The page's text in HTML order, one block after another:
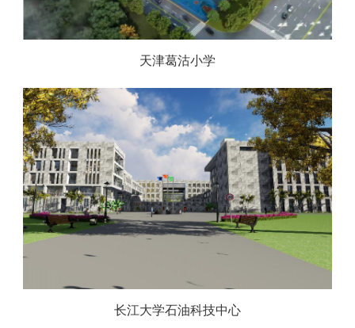
天津葛沽小学
长江大学石油科技中心